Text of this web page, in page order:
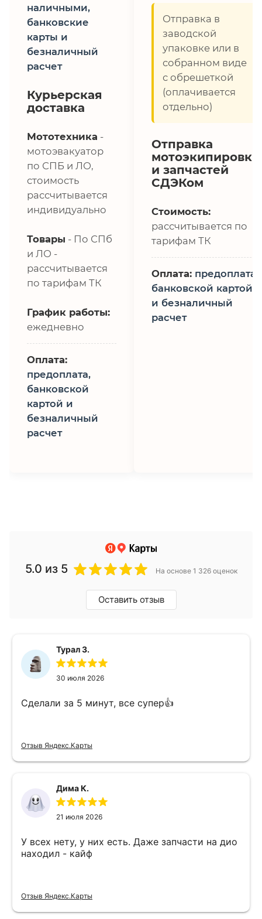
наличными,
банковские
карты и
безналичный
расчет
Курьерская
доставка
Мототехника -
мотоэвакуатор
по СПБ и ЛО,
стоимость
рассчитывается
индивидуально
Товары - По СПб
и ЛО -
рассчитывается
по тарифам ТК
График работы:
ежедневно
Оплата:
предоплата,
банковской
картой и
безналичный
расчет
Отправка в
заводской
упаковке или в
собранном виде
с обрешеткой
(оплачивается
отдельно)
Отправка
мотоэкипировки
и запчастей
СДЭКом
Стоимость:
рассчитывается по
тарифам ТК
Оплата: предоплата,
банковской картой
и безналичный
расчет
5.0 из 5 На основе 1 326 оценок
Оставить отзыв
Турал З.
30 июля 2026
Сделали за 5 минут, все супер👍
Отзыв Яндекс.Карты
Дима К.
21 июля 2026
У всех нету, у них есть. Даже запчасти на дио
находил - кайф
Отзыв Яндекс.Карты